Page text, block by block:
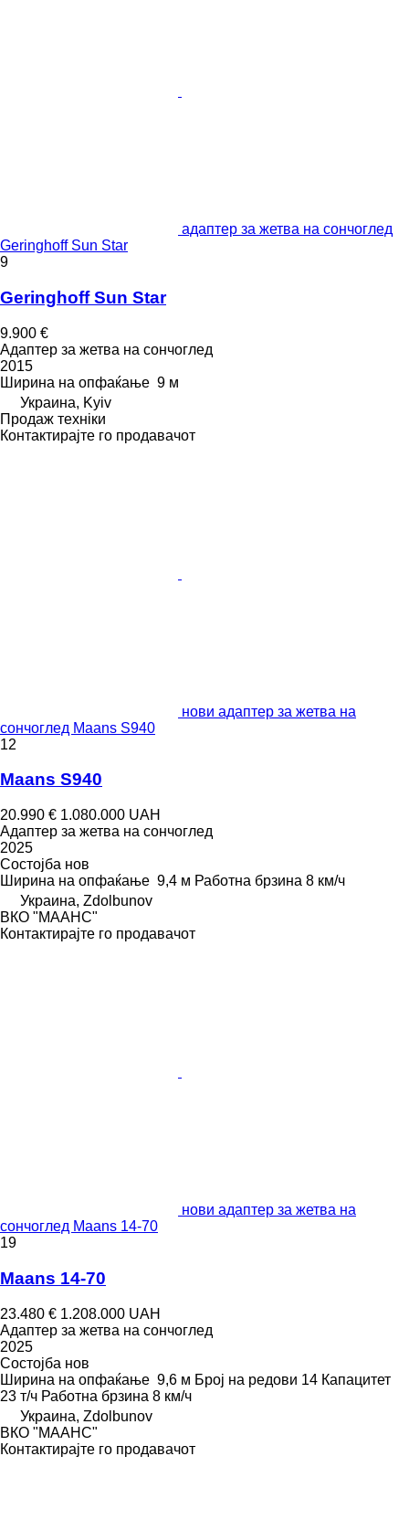
адаптер за жетва на сончоглед
Geringhoff Sun Star
9
Geringhoff Sun Star
9.900 €
Адаптер за жетва на сончоглед
2015
Ширина на опфаќање 9 м
Украина, Kyiv
Продаж техніки
Контактирајте го продавачот
нови адаптер за жетва на
сончоглед Maans S940
12
Maans S940
20.990 € 1.080.000 UAH
Адаптер за жетва на сончоглед
2025
Состојба нов
Ширина на опфаќање 9,4 м Работна брзина 8 км/ч
Украина, Zdolbunov
ВКО "МААНС"
Контактирајте го продавачот
нови адаптер за жетва на
сончоглед Maans 14-70
19
Maans 14-70
23.480 € 1.208.000 UAH
Адаптер за жетва на сончоглед
2025
Состојба нов
Ширина на опфаќање 9,6 м Број на редови 14 Капацитет
23 т/ч Работна брзина 8 км/ч
Украина, Zdolbunov
ВКО "МААНС"
Контактирајте го продавачот